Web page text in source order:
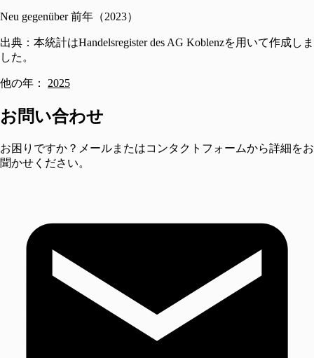
Neu gegenüber 前年（2023）
出典：本統計はHandelsregister des AG Koblenzを用いて作成しま
した。
他の年： 2025
お問い合わせ
お困りですか？メールまたはコンタクトフォームから詳細をお
聞かせください。